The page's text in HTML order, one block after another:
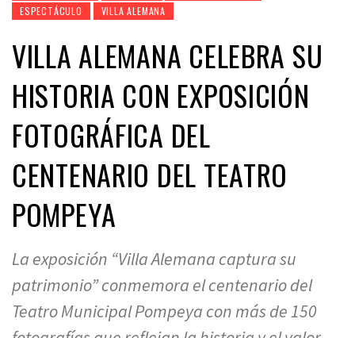
ESPECTÁCULO
VILLA ALEMANA
VILLA ALEMANA CELEBRA SU
HISTORIA CON EXPOSICIÓN
FOTOGRÁFICA DEL
CENTENARIO DEL TEATRO
POMPEYA
La exposición “Villa Alemana captura su
patrimonio” conmemora el centenario del
Teatro Municipal Pompeya con más de 150